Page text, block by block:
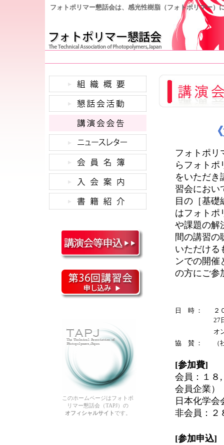
フォトポリマー懇話会は、感光性樹脂（フォトポリマー）
このホームページはフォトポ
リマー懇話会（TAPJ）の
オフィシャルサイト です。
フォトポリ
らフォトポ
をいただき
習会におい
目の［基礎
はフォトポ
や課題の解
間の講習の
いただける
ンでの開催
の方にご参
日 時 ：
２
27
オ
協 賛 ：
[参加費]
会員：１８
会員企業）
日本化学会
非会員：２
[参加申込]